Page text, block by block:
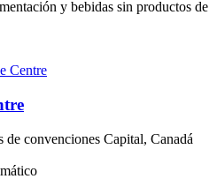
de convenciones Capital, Canadá